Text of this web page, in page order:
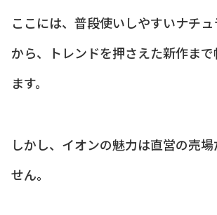
ここには、普段使いしやすいナチ
から、トレンドを押さえた新作ま
ます。
しかし、イオンの魅力は直営の売
せん。